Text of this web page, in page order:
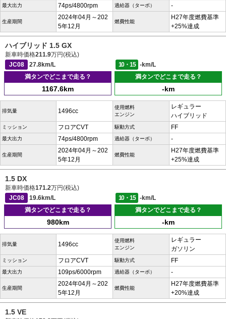
最大出力 74ps/4800rpm 過給器（ターボ） -
生産期間
2024年04月～202
5年12月
燃費性能
H27年度燃費基準
+25%達成
ハイブリッド 1.5 GX
新車時価格211.9万円(税込)
JC08
27.8km/L 10・15
-km/L
満タンでどこまで走る？
1167.6km
満タンでどこまで走る？
-km
排気量 1496cc
使用燃料
エンジン
レギュラー
ハイブリッド
ミッション フロアCVT 駆動方式 FF
最大出力 74ps/4800rpm 過給器（ターボ） -
生産期間
2024年04月～202
5年12月
燃費性能
H27年度燃費基準
+25%達成
1.5 DX
新車時価格171.2万円(税込)
JC08
19.6km/L 10・15
-km/L
満タンでどこまで走る？
980km
満タンでどこまで走る？
-km
排気量 1496cc
使用燃料
エンジン
レギュラー
ガソリン
ミッション フロアCVT 駆動方式 FF
最大出力 109ps/6000rpm 過給器（ターボ） -
生産期間
2024年04月～202
5年12月
燃費性能
H27年度燃費基準
+20%達成
1.5 VE